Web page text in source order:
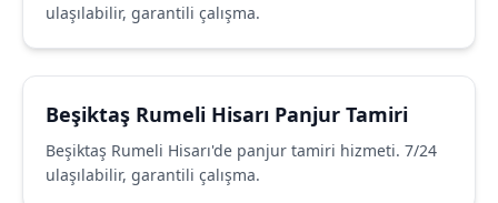
ulaşılabilir, garantili çalışma.
Beşiktaş Rumeli Hisarı Panjur Tamiri
Beşiktaş Rumeli Hisarı'de panjur tamiri hizmeti. 7/24
ulaşılabilir, garantili çalışma.